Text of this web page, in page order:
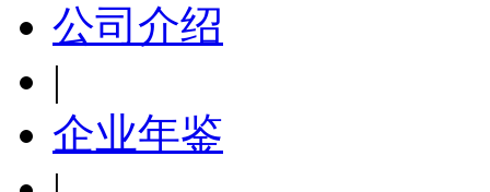
公司介绍
|
企业年鉴